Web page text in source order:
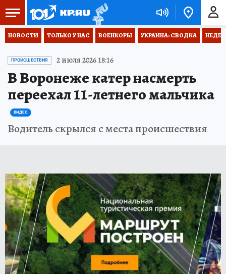
НОВОСТИ ТОЛЬКО У НАС ВОЕНКОРЫ УКРАИНА: СВОДКА
ПРОИСШЕСТВИЯ 2 июля 2026 18:16
В Воронеже катер насмерть
переехал 11-летнего мальчика
ВИДЕО
Водитель скрылся с места происшествия